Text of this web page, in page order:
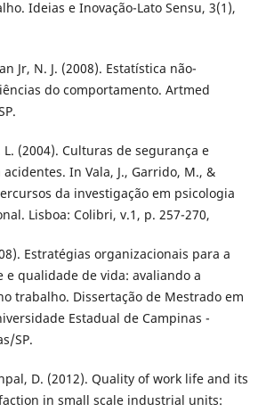
Ideias e Inovação-Lato Sensu, 3(1),
Jr, N. J. (2008). Estatística não-
do comportamento. Artmed
L. (2004). Culturas de segurança e
In Vala, J., Garrido, M., &
da investigação em psicologia
Lisboa: Colibri, v.1, p. 257-270,
Estratégias organizacionais para a
e qualidade de vida: avaliando a
trabalho. Dissertação de Mestrado em
Estadual de Campinas -
SP.
D. (2012). Quality of work life and its
in small scale industrial units: